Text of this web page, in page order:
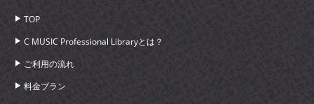
TOP
C MUSIC Professional Libraryとは？
ご利用の流れ
料金プラン